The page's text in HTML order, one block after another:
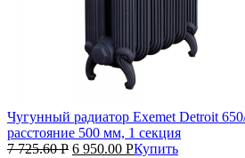
Чугунный радиатор Exemet Detroit
расстояние 500 мм, 1 секция
7 725.60Р 6 950.00 РКупить